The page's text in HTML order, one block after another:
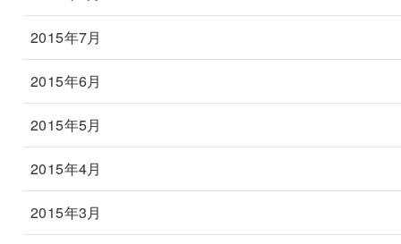
2015年7月
2015年6月
2015年5月
2015年4月
2015年3月